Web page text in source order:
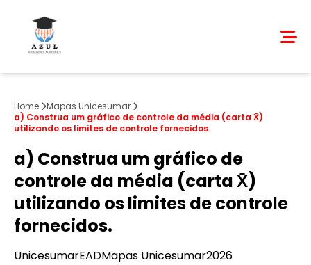
Home
Mapas Unicesumar
a) Construa um gráfico de controle da média (carta X̄)
utilizando os limites de controle fornecidos.
a) Construa um gráfico de
controle da média (carta X̄)
utilizando os limites de controle
fornecidos.
UnicesumarEADMapas Unicesumar2026